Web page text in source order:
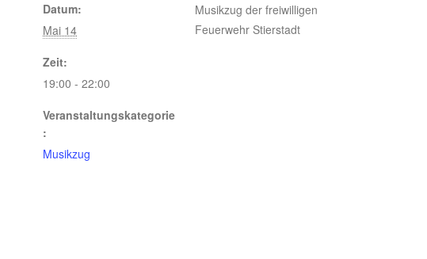
Datum:
Mai 14
Zeit:
19:00 - 22:00
Veranstaltungskategorie
:
Musikzug
Musikzug der freiwilligen
Feuerwehr Stierstadt